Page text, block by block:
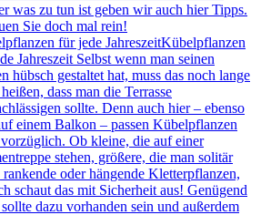
was zu tun ist geben wir auch hier Tipps.
Sie doch mal rein!
für jede JahreszeitKübelpflanzen
Jahreszeit Selbst wenn man seinen
hübsch gestaltet hat, muss das noch lange
dass man die Terrasse
sollte. Denn auch hier – ebenso
einem Balkon – passen Kübelpflanzen
Ob kleine, die auf einer
stehen, größere, die man solitär
rankende oder hängende Kletterpflanzen,
schaut das mit Sicherheit aus! Genügend
dazu vorhanden sein und außerdem